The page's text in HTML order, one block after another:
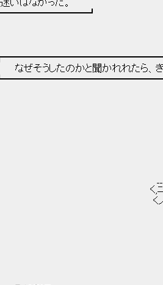
かった。
と聞かれれたら、きっと答
! └┘/7
＜ノ